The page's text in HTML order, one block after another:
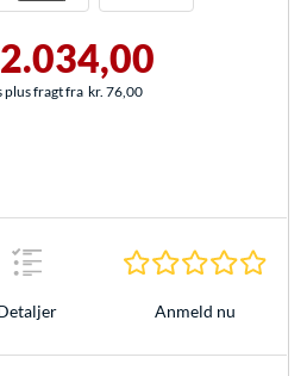
plus fragt fra kr. 76,00
Anmeld nu